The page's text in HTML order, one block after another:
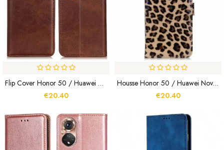
Flip Cover Honor 50 / Huawei Nova 9 Cuir Fendu Élégance
€20.40
Housse Honor 50 / Huawei Nova 9 Léopard Simple
€20.40